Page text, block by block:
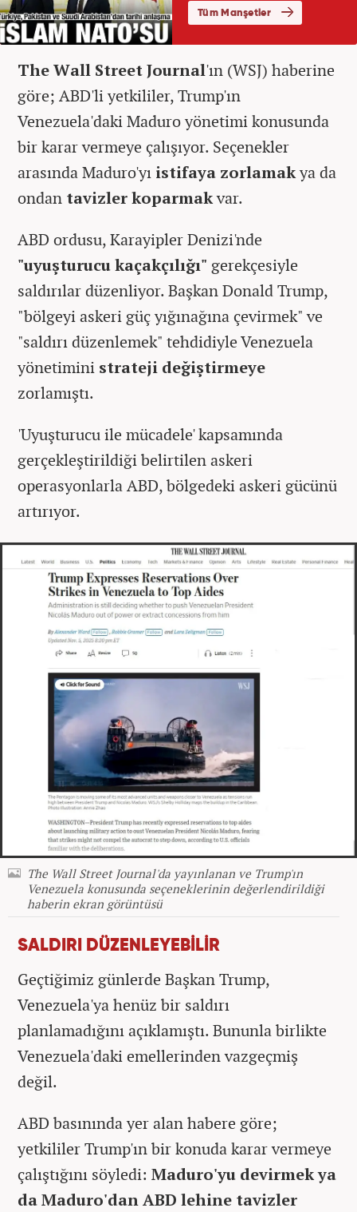
The Wall Street Journal'ın (WSJ) haberine
göre; ABD'li yetkililer, Trump'ın
Venezuela'daki Maduro yönetimi konusunda
bir karar vermeye çalışıyor. Seçenekler
arasında Maduro'yı istifaya zorlamakya da
ondan tavizler koparmakvar.
ABD ordusu, Karayipler Denizi'nde
"uyuşturucu kaçakçılığı" gerekçesiyle
saldırılar düzenliyor. Başkan Donald Trump,
"bölgeyi askeri güç yığınağına çevirmek" ve
"saldırı düzenlemek" tehdidiyleVenezuela
yönetimini strateji değiştirmeye
zorlamıştı.
'Uyuşturucu ile mücadele' kapsamında
gerçekleştirildiği belirtilen askeri
operasyonlarla ABD, bölgedeki askeri gücünü
artırıyor.
The Wall Street Journal'da yayınlanan ve Trump'ın
Venezuela konusunda seçeneklerinin değerlendirildiği
haberin ekran görüntüsü
SALDIRI DÜZENLEYEBİLİR
Geçtiğimiz günlerde Başkan Trump,
Venezuela'ya henüz bir saldırı
planlamadığını açıklamıştı. Bununla birlikte
Venezuela'daki emellerinden vazgeçmiş
değil.
ABD basınında yer alan habere göre;
yetkililer Trump'ın bir konuda karar vermeye
çalıştığını söyledi: Maduro'yu devirmek ya
da Maduro'dan ABD lehine tavizler